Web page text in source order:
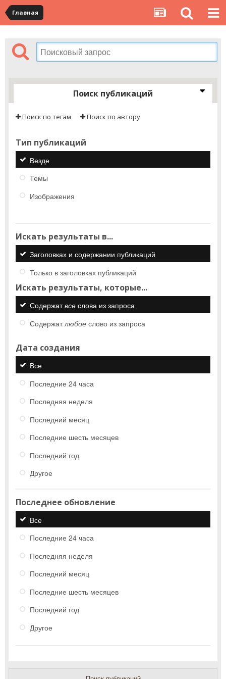
Главная
Поиск публикаций
Поиск по тегам Поиск по автору
Тип публикаций
Везде
Темы
Изображения
Искать результаты в...
Заголовках и содержании публикаций
Только в заголовках публикаций
Искать результаты, которые...
Содержатвсе слова из запроса
Содержатлюбое слово из запроса
Дата создания
Все
Последние 24 часа
Последняя неделя
Последний месяц
Последние шесть месяцев
Последний год
Другое
Последнее обновление
Все
Последние 24 часа
Последняя неделя
Последний месяц
Последние шесть месяцев
Последний год
Другое